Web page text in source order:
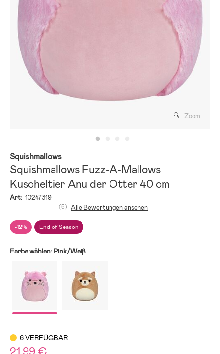
Zoom
Squishmallows
Squishmallows Fuzz-A-Mallows
Kuscheltier Anu der Otter 40 cm
Art: 10247319
-12% End of Season
(5) Alle Bewertungen ansehen
Farbe wählen: Pink/Weiβ
6 VERFÜGBAR
21,99 €